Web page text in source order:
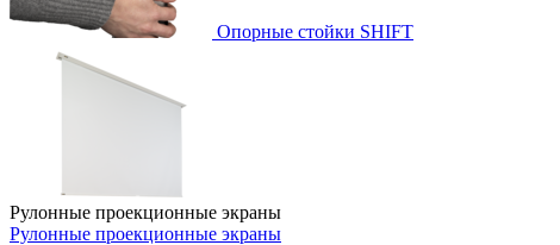
Опорные стойки SHIFT
Рулонные проекционные экраны
Рулонные проекционные экраны